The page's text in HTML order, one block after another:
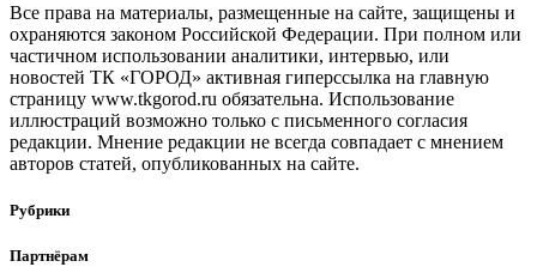
Все права на материалы, размещенные на сайте, защищены и
охраняются законом Российской Федерации. При полном или
частичном использовании аналитики, интервью, или
новостей ТК «ГОРОД» активная гиперссылка на главную
страницу www.tkgorod.ru обязательна. Использование
иллюстраций возможно только с письменного согласия
редакции. Мнение редакции не всегда совпадает с мнением
авторов статей, опубликованных на сайте.
Рубрики
Партнёрам